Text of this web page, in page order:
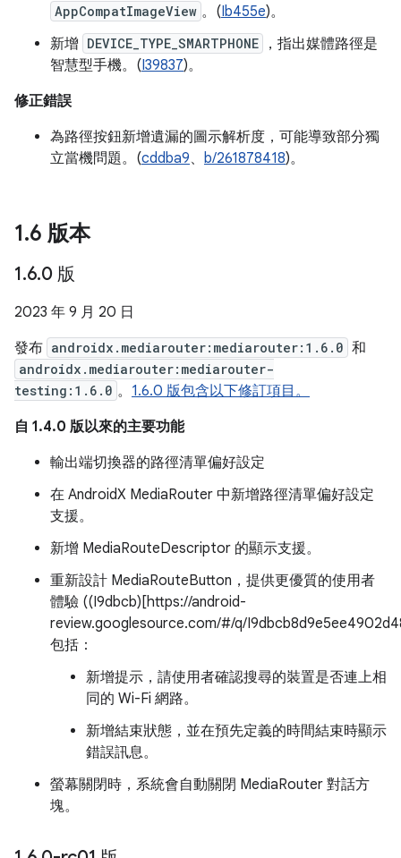
AppCompatImageView 。(Ib455e)。
新增 DEVICE_TYPE_SMARTPHONE
，指出媒體路徑是
智慧型手機。(I39837)。
修正錯誤
為路徑按鈕新增遺漏的圖示解析度，可能導致部分獨
立當機問題。(cddba9、 b/261878418)。
1.6 版本
1.6.0 版
2023 年 9 月 20 日
發布 androidx.mediarouter:mediarouter:1.6.0 和
androidx.mediarouter:mediarouter-
testing:1.6.0 。 1.6.0 版包含以下修訂項目。
自 1.4.0 版以來的主要功能
輸出端切換器的路徑清單偏好設定
在 AndroidX MediaRouter 中新增路徑清單偏好設定
支援。
新增 MediaRouteDescriptor 的顯示支援。
重新設計 MediaRouteButton，提供更優質的使用者
體驗 ((I9dbcb)[https://android-
review.googlesource.com/#/q/
包括：
新增提示，請使用者確認搜尋的裝置是否連上相
同的 Wi-Fi 網路。
新增結束狀態，並在預先定義的時間結束時顯示
錯誤訊息。
螢幕關閉時，系統會自動關閉 MediaRouter 對話方
塊。